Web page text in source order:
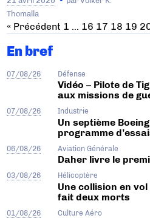
Thomalla
« Précédent 1 … 16 17 18 19
En bref
07/08/26 Défense
Vidéo – Pilote de
aux missions de
07/08/26 Industrie
Un septième
programme
06/08/26 Aviation Générale
Daher livre le
03/08/26 Hélicoptère
Une collision en
fait deux morts
01/08/26 Culture Aéro